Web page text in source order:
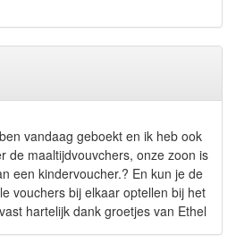
vandaag geboekt en ik heb ook
de maaltijdvouvchers, onze zoon is
een kindervoucher.? En kun je de
vouchers bij elkaar optellen bij het
hartelijk dank groetjes van Ethel